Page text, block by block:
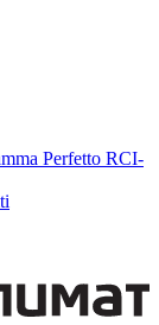
Perfetto RCI-